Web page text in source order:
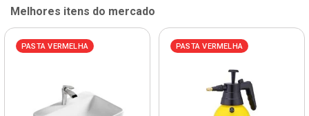
Melhores itens do mercado
PASTA VERMELHA PASTA VERMELHA